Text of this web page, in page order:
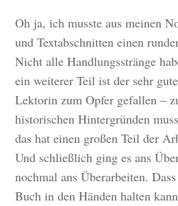
Oh ja, ich musste aus meinen
und Textabschnitten einen
Nicht alle Handlungsstränge
ein weiterer Teil ist der sehr
Lektorin zum Opfer gefallen –
historischen Hintergründen
das hat einen großen Teil der
Und schließlich ging es ans
nochmal ans Überarbeiten.
Buch in den Händen halten